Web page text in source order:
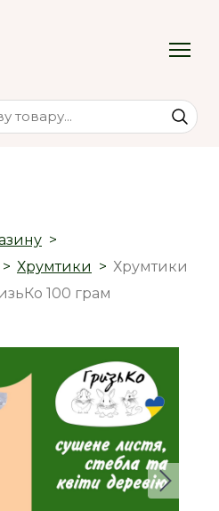
Хрумтики
Хрумтики
100 грам